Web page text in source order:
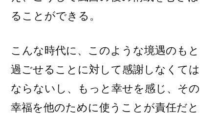
ることができる。
こんな時代に、このような境遇のもと
過ごせることに対して感謝しなくては
ならないし、もっと幸せを感じ、その
幸福を他のために使うことが責任だと